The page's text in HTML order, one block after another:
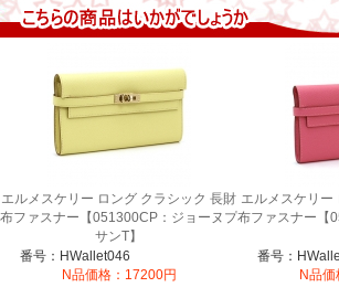
エルメスケリー ロング クラシック 長財
布ファスナー【051300CP：ジョーヌプ
サンT】
番号：HWallet046
N品価格：17200円
エルメスケリー
布ファスナー【
番号：
N品